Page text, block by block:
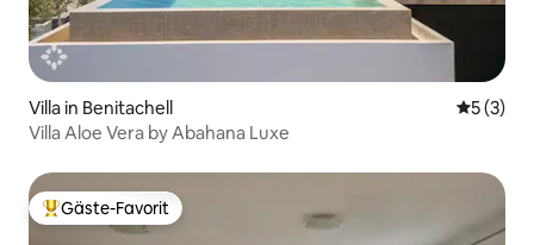
Villa in Benitachell
5 (3)
Villa Aloe Vera by Abahana Luxe
Beliebter Gäste-Favorit.
Gäste-Favorit